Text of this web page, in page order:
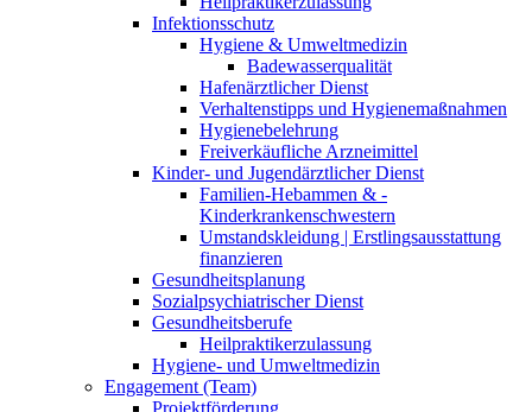
Infektionsschutz
Hygiene & Umweltmedizin
Badewasserqualität
Hafenärztlicher Dienst
Verhaltenstipps und Hygienemaßnahmen
Hygienebelehrung
Freiverkäufliche Arzneimittel
Kinder- und Jugendärztlicher Dienst
Familien-Hebammen & -
Kinderkrankenschwestern
Umstandskleidung | Erstlingsausstattung
finanzieren
Gesundheitsplanung
Sozialpsychiatrischer Dienst
Gesundheitsberufe
Heilpraktikerzulassung
Hygiene- und Umweltmedizin
Engagement (Team)
Projektförderung